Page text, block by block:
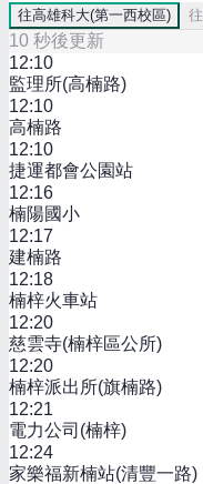
往高雄科大(第一西校區) 往
10 秒後更新
12:10
監理所(高楠路)
12:10
高楠路
12:10
捷運都會公園站
12:16
楠陽國小
12:17
建楠路
12:18
楠梓火車站
12:20
慈雲寺(楠梓區公所)
12:20
楠梓派出所(旗楠路)
12:21
電力公司(楠梓)
12:24
家樂福新楠站(清豐一路)